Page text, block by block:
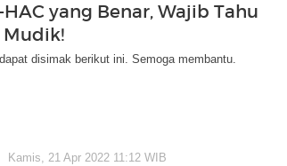
HAC yang Benar, Wajib Tahu
disimak berikut ini. Semoga membantu.
Kamis, 21 Apr 2022 11:12 WIB